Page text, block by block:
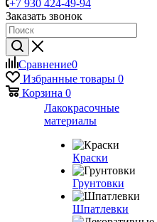
+7 930 424-49-94
Заказать звонок
Сравнение0
Избранные товары 0
Корзина 0
Лакокрасочные
материалы
Краски
Грунтовки
Шпатлевки